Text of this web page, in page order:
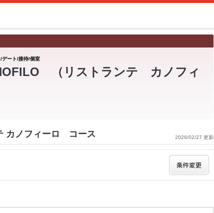
デート/接待/個室
（リストランテ カノフィ
2026/02/27 更新
カノフィーロ コース